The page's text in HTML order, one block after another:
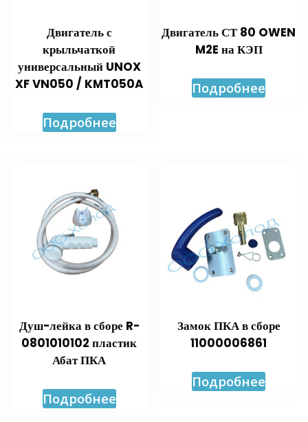
Двигатель с
крыльчаткой
универсальный UNOX
XF VN050 / KMT050A
Подробнее
Двигатель СТ 80 OWEN
M2E на КЭП
Подробнее
Душ-лейка в сборе R-
0801010102 пластик
Абат ПКА
Подробнее
Замок ПКА в сборе
11000006861
Подробнее